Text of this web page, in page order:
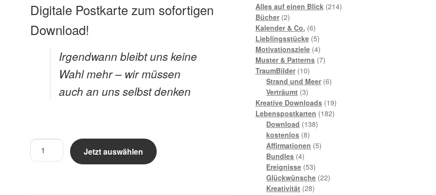
Digitale Postkarte zum sofortigen
Download!
Irgendwann bleibt uns keine
Wahl mehr – wir müssen
auch an uns selbst denken
Irgendwann
bleibt
Jetzt auswählen
Alles auf einen Blick 214214
Bücher 22
Produkte
Kalender & Co. 66
Produkte
Lieblingsstücke 55
Produkte
Motivationsziele 44
Produkte
Muster & Patterns 77
TraumBilder 1010
Produkte
Strand und Meer 66
Verträumt 33
Produkte
Kreative Downloads 1919
Produkte
Lebenspostkarten 182182
Download 138138
kostenlos 88
Produkte
Affirmationen 55
Bundles 44
Produkte
Ereignisse 5353
Produkte
Glückwünsche 2222
Kreativität 2828